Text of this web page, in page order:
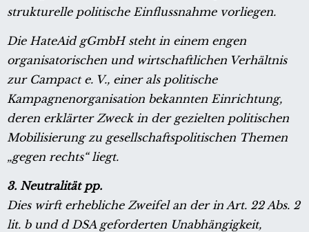
strukturelle politische Einflussnahme vorliegen.
Die HateAid gGmbH steht in einem engen
organisatorischen und wirtschaftlichen Verhältnis
zur Campact e. V., einer als politische
Kampagnenorganisation bekannten Einrichtung,
deren erklärter Zweck in der gezielten politischen
Mobilisierung zu gesellschaftspolitischen Themen
„gegen rechts“ liegt.
3. Neutralität pp.
Dies wirft erhebliche Zweifel an der in Art. 22 Abs. 2
lit. b und d DSA geforderten Unabhängigkeit,